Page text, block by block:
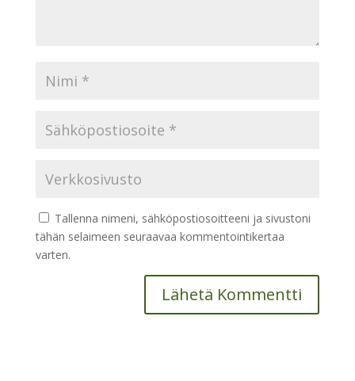
Tallenna nimeni, sähköpostiosoitteeni ja sivustoni
tähän selaimeen seuraavaa kommentointikertaa
varten.